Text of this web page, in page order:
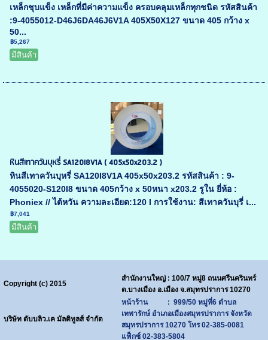
เหล็กชุบแข็ง เหล็กที่มีค่าความแข็ง ครอบคลุมเหล็กทุกชนิด รหัสสินค้า
:9-4055012-D46J6DA46J6V1A 405X50X127 ขนาด 405 กว้าง x
50...
฿5,267
มีสินค้า
หินสีเทาควันบุหรี่ SA120I8V1A ( 405x50x203.2 )
หินสีเทาควันบุหรี่ SA120I8V1A 405x50x203.2 รหัสสินค้า : 9-
4055020-S120I8 ขนาด 405กว้าง x 50หนา x203.2 รูใน ยี่ห้อ :
Phoniex // ไต้หวัน ความละเอียด:120 I การใช้งาน: สีเทาควันบุรี่ เ...
฿7,041
มีสินค้า
Copyright (c) 2015
สำนักงานใหญ่ : 100/7 หมู่8 ถนนศรีนครินทร์
ต.บางเมือง อ.เมือง จ.สมุทรปราการ 10270
บริษัท ดับบลิว.เค มัลติทูลส์ จำกัด
หน้าร้าน : 999/50 หมู่ที่6 ตำบล
เทพารักษ์ อำเภอเมืองสมุทรปราการ จังหวัด
สมุทรปราการ 10270 โทร02-385-0081
แฟ็กซ์ 02-383-5804